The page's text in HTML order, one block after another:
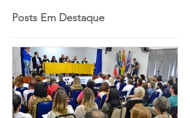
Posts Em Destaque